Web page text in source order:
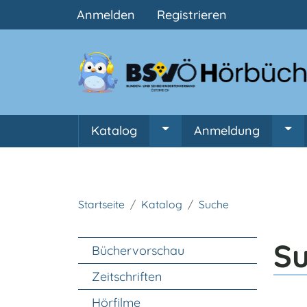
Benutzermenü
Anmelden Registrieren
Hauptnavigation
Katalog Untermenü von Katalog
Anmeldung
Startseite Katalog Suche
Unter Navigation
Büchervorschau
Zeitschriften
Hörfilme